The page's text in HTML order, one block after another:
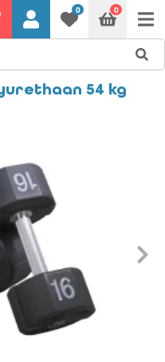
0 0
54 kg